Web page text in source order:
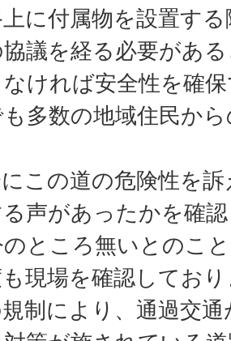
に付属物を設置す
議を経る必要があ
ければ安全性を確
多数の地域住民か
この道の危険性を
声があったかを確
ところ無いとのこ
現場を確認してお
制により、通過交